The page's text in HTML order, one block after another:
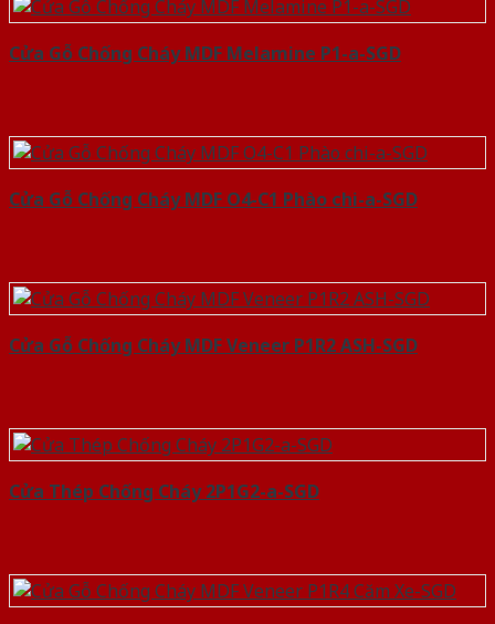
Cửa Gỗ Chống Cháy MDF Melamine P1-a-SGD
Cửa Gỗ Chống Cháy MDF O4-C1 Phào chi-a-SGD
Cửa Gỗ Chống Cháy MDF Veneer P1R2 ASH-SGD
Cửa Thép Chống Cháy 2P1G2-a-SGD